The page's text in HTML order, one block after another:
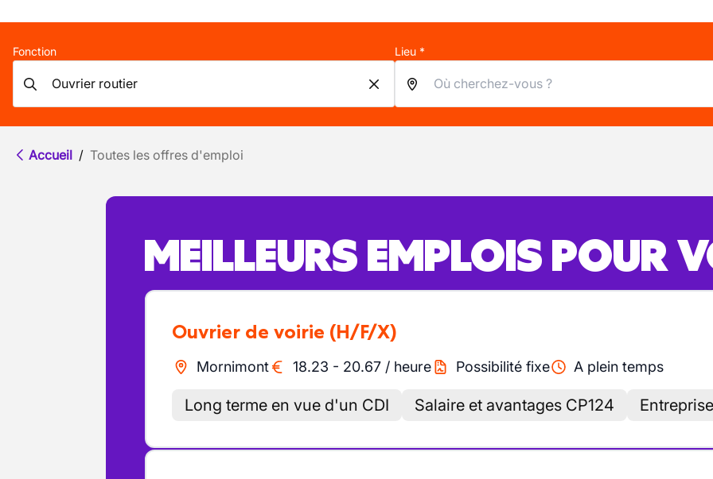
Fonction Lieu *
Accueil / Toutes les offres d'emploi
MEILLEURS EMPLOIS POUR
Ouvrier de voirie (H/F/X)
Mornimont 18.23 - 20.67 / heure Possibilité fixe A plein temps
Long terme en vue d'un CDI Salaire et avantages CP124